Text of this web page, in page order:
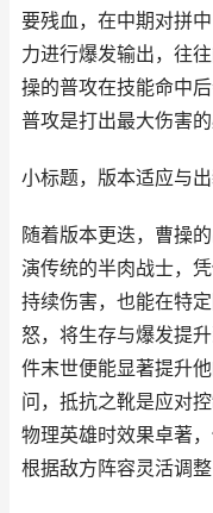
要残血，在中期对拼
力进行爆发输出，往
操的普攻在技能命中
普攻是打出最大伤害的
小标题，版本适应与
随着版本更迭，曹操
演传统的半肉战士，
持续伤害，也能在特
怒，将生存与爆发提
件末世便能显著提升
问，抵抗之靴是应对
物理英雄时效果卓著
根据敌方阵容灵活调